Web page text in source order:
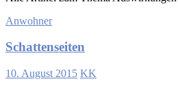
Anwohner
Schattenseiten
10. August 2015 KK